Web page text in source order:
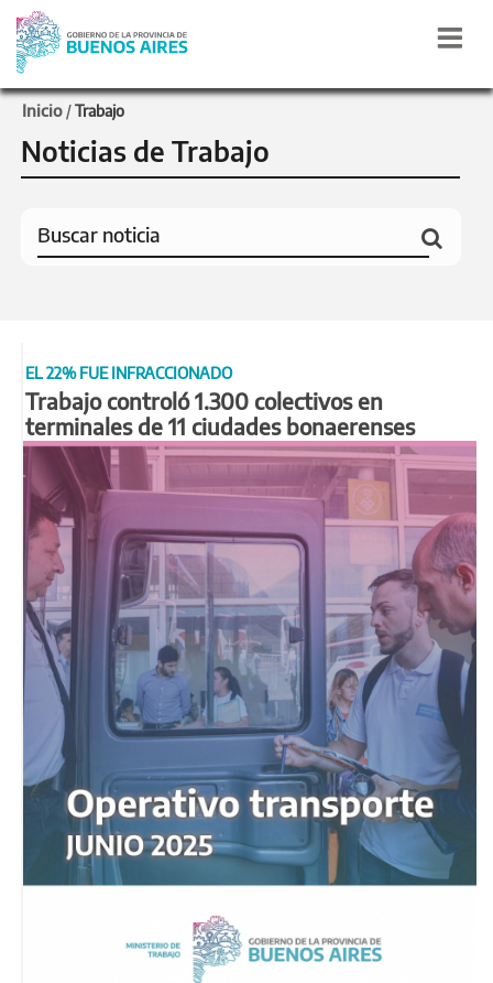
Inicio /Trabajo
Noticias de Trabajo
EL 22% FUE INFRACCIONADO
Trabajo controló 1.300 colectivos en
terminales de 11 ciudades bonaerenses